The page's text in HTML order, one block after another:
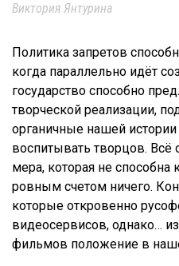
Виктория Янтурина
Политика запретов
когда параллельно идёт
государство способно
творческой реализации,
органичные нашей
воспитывать творцов. Всё
мера, которая не способна
ровным счетом ничего.
которые откровенно
видеосервисов, однако…
фильмов положение в